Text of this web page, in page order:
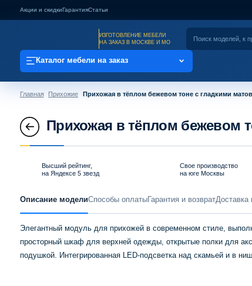
Акции и скидкиГарантияСтатьи
ИЗГОТОВЛЕНИЕ МЕБЕЛИ
НА ЗАКАЗ В МОСКВЕ И МО
Каталог мебели на заказ
Главная Прихожие Прихожая в тёплом бежевом тоне с гладкими
Прихожая в тёплом бежевом
Высший рейтинг,
на Яндексе 5 звезд
Свое производство
на юге Москвы
Описание модели Способы оплатыГарантия и возвратДоставка
Элегантный модуль для прихожей в современном стиле,
просторный шкаф для верхней одежды, открытые полки для
подушкой. Интегрированная LED-подсветка над скамьей и в